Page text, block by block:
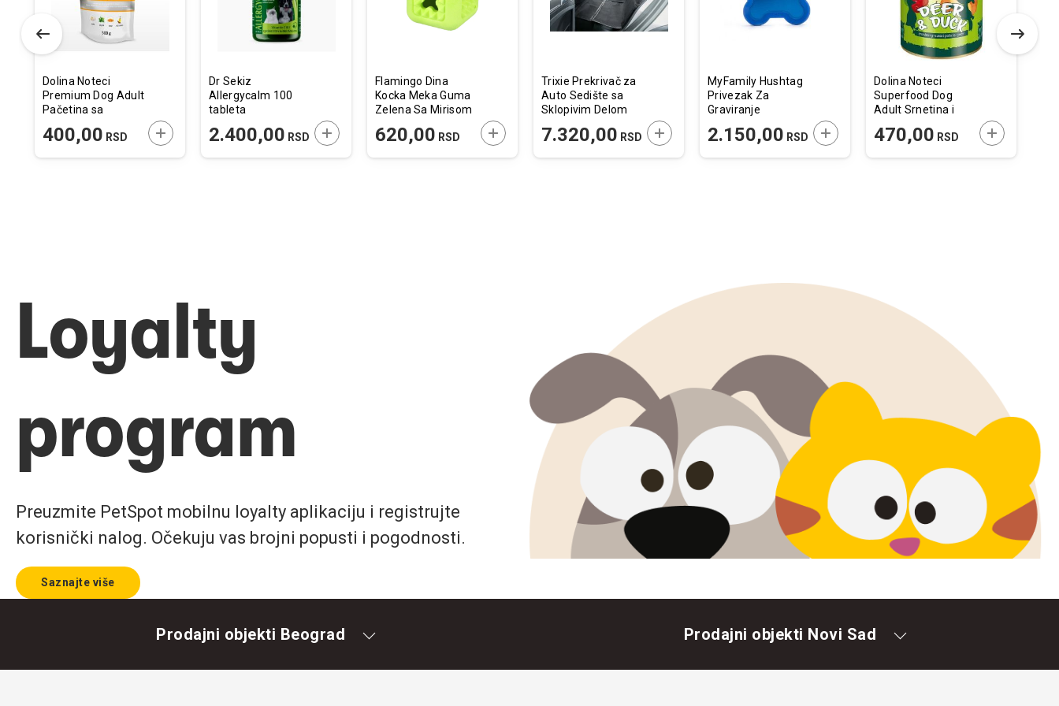
U KORPU
Dolina Noteci
Premium Dog Adult
Pačetina sa
400,00 RSD DODAJTE U KORPU
Dr Sekiz
Allergycalm 100
tableta
2.400,00 RSD DODAJTE U KORPU
Flamingo Dina
Kocka Meka Guma
Zelena Sa Mirisom
6.8x6,8x6,8cm
620,00 RSD DODAJTE U KORPU
Trixie Prekrivač za
Auto Sedište sa
Sklopivim Delom
7.320,00 RSD DODAJTE U KORPU
MyFamily Hushtag
Privezak Za
Graviranje
Koska Gumirana
2.150,00 RSD DODAJTE U KORPU
Dolina Noteci
Superfood Dog
Adult Srnetina i
470,00 RSD DODAJTE U
Loyalty
program
Preuzmite PetSpot mobilnu loyalty aplikaciju i registrujte
korisnički nalog. Očekuju vas brojni popusti i pogodnosti.
Saznajte više
Prodajni objekti Beograd Prodajni objekti Novi Sad